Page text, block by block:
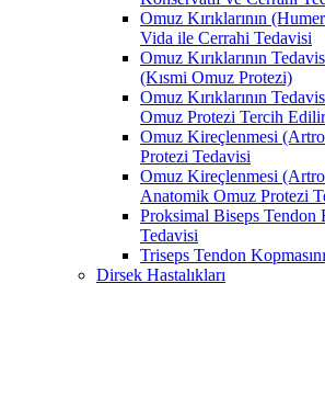
Omuz Kırıklarının
Vida ile Cerrahi Tedavisi
Omuz Kırıklarının
(Kısmi Omuz Protezi)
Omuz Kırıklarının
Omuz Protezi Tercih
Omuz Kireçlenmesi
Protezi Tedavisi
Omuz Kireçlenmesi
Anatomik Omuz Protezi
Proksimal Biseps Tendon
Tedavisi
Triseps Tendon
Dirsek Hastalıkları